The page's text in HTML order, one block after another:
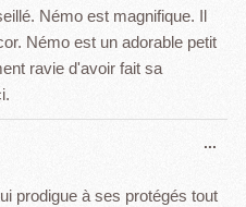
Némo est magnifique. Il
Némo est un adorable petit
ravie d'avoir fait sa
prodigue à ses protégés tout
...
boîte